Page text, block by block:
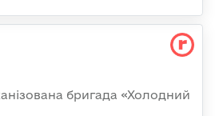
бригада «Холодний